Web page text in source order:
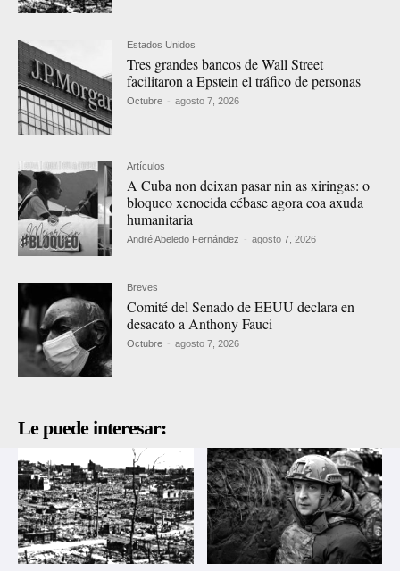
Estados Unidos
Tres grandes bancos de Wall Street
facilitaron a Epstein el tráfico de personas
Octubre - agosto 7, 2026
Artículos
A Cuba non deixan pasar nin as xiringas: o
bloqueo xenocida cébase agora coa axuda
humanitaria
André Abeledo Fernández - agosto 7, 2026
Breves
Comité del Senado de EEUU declara en
desacato a Anthony Fauci
Octubre - agosto 7, 2026
Le puede interesar: